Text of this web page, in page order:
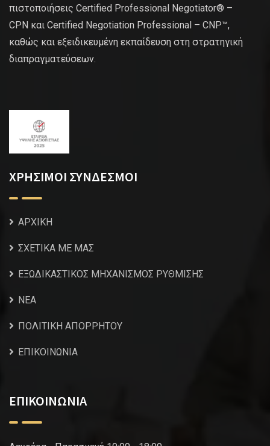
πιστοποιήσεις Certified Professional Negotiator® –
CPN και Certified Negotiation Professional – CNP™,
καθώς και εξειδικευμένη εκπαίδευση στη στρατηγική
διαπραγματεύσεων.
ΧΡΗΣΙΜΟΙ ΣΥΝΔΕΣΜΟΙ
ΑΡΧΙΚΗ
ΣΧΕΤΙΚΑ ΜΕ ΜΑΣ
ΕΞΩΔΙΚΑΣΤΙΚΟΣ ΜΗΧΑΝΙΣΜΟΣ ΡΥΘΜΙΣΗΣ
NEA
ΠΟΛΙΤΙΚΗ ΑΠΟΡΡΗΤΟΥ
ΕΠΙΚΟΙΝΩΝΙΑ
ΕΠΙΚΟΙΝΩΝΙΑ